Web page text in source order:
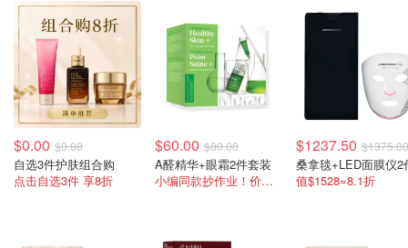
$0.00 $0.00
自选3件护肤组合购
点击自选3件 享8折
$60.00 $80.00
A醛精华+眼霜2件套装
小编同款抄作业！价值$95=6折
$1237.50 $1375.00
桑拿毯+LED面膜仪2
值$1528=8.1折